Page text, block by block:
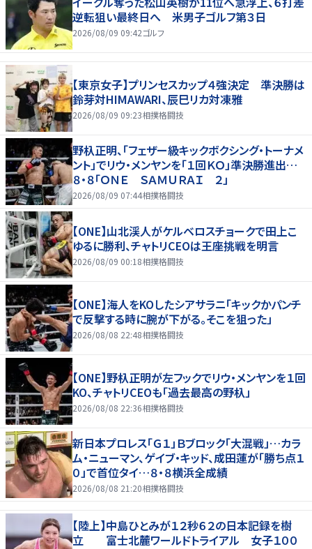
逆転狙い最終日へ 米男子ゴルフ第３日
2026/08/09 09:42ゴルフ
【東京女子】プリンセスカップ４強決定 準決勝は
鈴芽対HIMAWARI、辰巳リカ対凍雅
2026/08/09 09:23相撲格闘技
野杁正明、「フェザー級キックボクシング・トーナメ
ント」でリウ・メンヤンを「１回ＫＯ」準決勝進出…
８・８「ＯＮＥ ＳＡＭＵＲＡＩ ２」
2026/08/09 07:44相撲格闘技
【ONE】山北渓人がケルベロスチョークで田上こ
ゆるに勝利、チャトリCEOは王座挑戦を明言
2026/08/09 00:18相撲格闘技
【ONE】海人をKOしたシアサラニ「キックかパンチ
で反撃する時に腕が下がる。そこを狙った」
2026/08/08 22:48相撲格闘技
【ONE】野杁正明が左フックでリウ・メンヤンを１回
KO、チャトリCEOも「過去最高の野杁」
2026/08/08 22:36相撲格闘技
新日本プロレス「Ｇ１」Ｂブロック「大混戦」…カラ
ム・ニューマン、ゲイブ・キッド、成田蓮が「勝ち点１
０」で首位タイ…８・８横浜全成績
2026/08/08 21:20相撲格闘技
【陸上】中島ひとみが１２秒６２の日本記録を樹
立 富士北麓ワールドトライアル 女子１００